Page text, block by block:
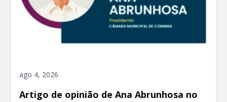
ago 4, 2026
Artigo de opinião de Ana Abrunhosa no